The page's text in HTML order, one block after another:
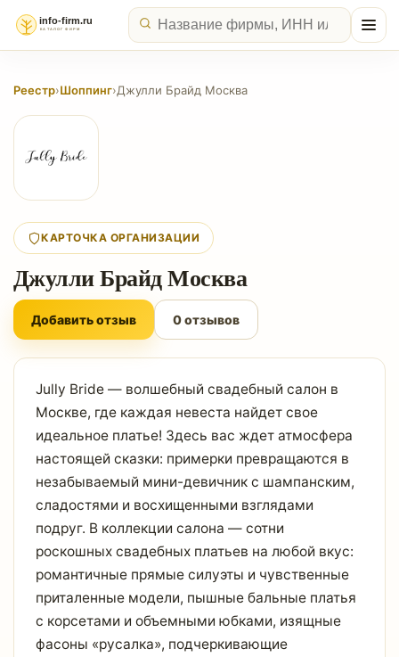
Реестр›Шоппинг›Джулли Брайд Москва
КАРТОЧКА ОРГАНИЗАЦИИ
Джулли Брайд Москва
Добавить отзыв 0 отзывов
Jully Bride — волшебный свадебный салон в
Москве, где каждая невеста найдет свое
идеальное платье! Здесь вас ждет атмосфера
настоящей сказки: примерки превращаются в
незабываемый мини-девичник с шампанским,
сладостями и восхищенными взглядами
подруг. В коллекции салона — сотни
роскошных свадебных платьев на любой вкус:
романтичные прямые силуэты и чувственные
приталенные модели, пышные бальные платья
с корсетами и объемными юбками, изящные
фасоны «русалка», подчеркивающие